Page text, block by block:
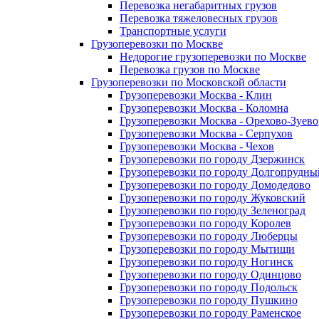
Перевозка негабаритных грузов
Перевозка тяжеловесных грузов
Транспортные услуги
Грузоперевозки по Москве
Недорогие грузоперевозки по Москве
Перевозка грузов по Москве
Грузоперевозки по Московской области
Грузоперевозки Москва - Клин
Грузоперевозки Москва - Коломна
Грузоперевозки Москва - Орехово-Зуево
Грузоперевозки Москва - Серпухов
Грузоперевозки Москва - Чехов
Грузоперевозки по городу Дзержинск
Грузоперевозки по городу
Грузоперевозки по городу Домодедово
Грузоперевозки по городу Жуковский
Грузоперевозки по городу Зеленоград
Грузоперевозки по городу Королев
Грузоперевозки по городу Люберцы
Грузоперевозки по городу Мытищи
Грузоперевозки по городу Ногинск
Грузоперевозки по городу Одинцово
Грузоперевозки по городу Подольск
Грузоперевозки по городу Пушкино
Грузоперевозки по городу Раменское